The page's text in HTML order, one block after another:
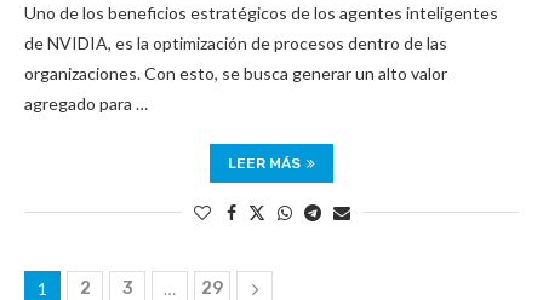
Uno de los beneficios estratégicos de los agentes inteligentes
de NVIDIA, es la optimización de procesos dentro de las
organizaciones. Con esto, se busca generar un alto valor
agregado para …
LEER MÁS
1 2 3 … 29